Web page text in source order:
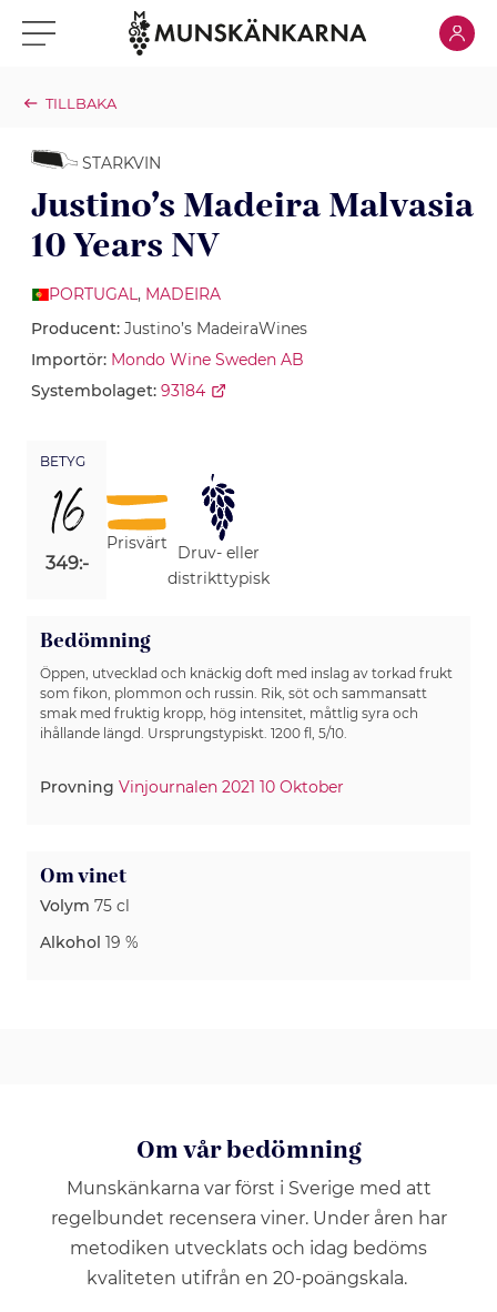
Klicka för meny Klicka
TILLBAKA
STARKVIN
Justino’s Madeira Malvasia
10 Years NV
PORTUGAL, MADEIRA
Producent: Justino’s MadeiraWines
Importör: Mondo Wine Sweden AB
Systembolaget: 93184
BETYG
16
349:-
Prisvärt
Druv- eller
distrikttypisk
Bedömning
Öppen, utvecklad och knäckig doft med inslag av torkad frukt
som fikon, plommon och russin. Rik, söt och sammansatt
smak med fruktig kropp, hög intensitet, måttlig syra och
ihållande längd. Ursprungstypiskt. 1200 fl, 5/10.
Provning Vinjournalen 2021 10 Oktober
Om vinet
Volym 75 cl
Alkohol 19 %
Om vår bedömning
Munskänkarna var först i Sverige med att
regelbundet recensera viner. Under åren har
metodiken utvecklats och idag bedöms
kvaliteten utifrån en 20-poängskala.